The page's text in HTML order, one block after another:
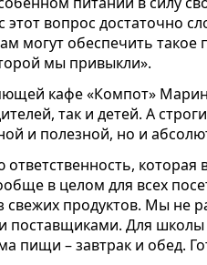
этот вопрос достаточно
могут обеспечить
мы привыкли».
кафе «Компот»
так и детей. А
и полезной, но и
в целом для всех
свежих продуктов. Мы не
поставщиками. Для
пищи – завтрак и обед.